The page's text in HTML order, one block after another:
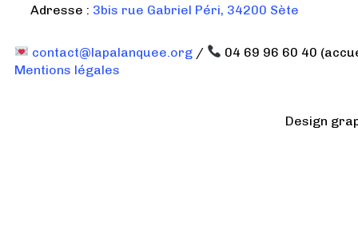
Adresse : 3bis rue Gabriel Péri, 34200 Sète
contact@lapalanquee.org /
04 69 96 60 40
Mentions légales
Design